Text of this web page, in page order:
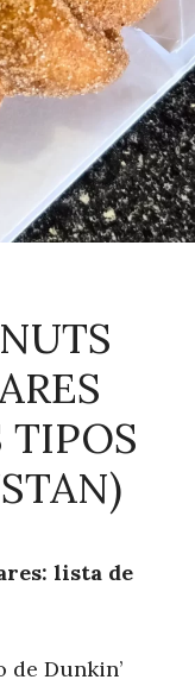
TIPOS
lista de
de Dunkin’